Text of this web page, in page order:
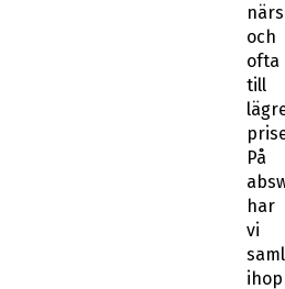
och
ofta
till
På
har
vi
ihop